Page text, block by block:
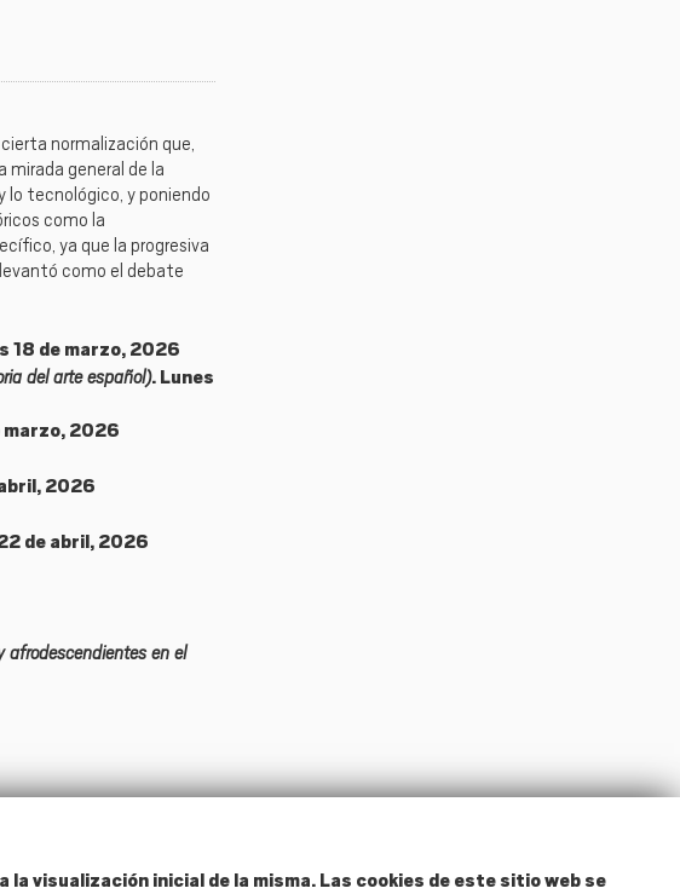
normalización que,
mirada general de la
lo tecnológico, y poniendo
como la
ya que la progresiva
como el debate
18 de marzo, 2026
del arte español). Lunes
marzo, 2026
2026
de abril, 2026
afrodescendientes en el
visualización inicial de la misma. Las cookies de este sitio web se